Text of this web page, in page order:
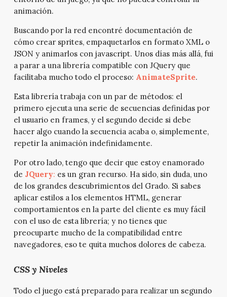
animación.
Buscando por la red encontré documentación de
cómo crear sprites, empaquetarlos en formato XML o
JSON y animarlos con javascript. Unos días más allá, fui
a parar a una librería compatible con JQuery que
facilitaba mucho todo el proceso: AnimateSprite.
Esta librería trabaja con un par de métodos: el
primero ejecuta una serie de secuencias definidas por
el usuario en frames, y el segundo decide si debe
hacer algo cuando la secuencia acaba o, simplemente,
repetir la animación indefinidamente.
Por otro lado, tengo que decir que estoy enamorado
de JQuery: es un gran recurso. Ha sido, sin duda, uno
de los grandes descubrimientos del Grado. Si sabes
aplicar estilos a los elementos HTML, generar
comportamientos en la parte del cliente es muy fácil
con el uso de esta librería; y no tienes que
preocuparte mucho de la compatibilidad entre
navegadores, eso te quita muchos dolores de cabeza.
CSS y Niveles
Todo el juego está preparado para realizar un segundo